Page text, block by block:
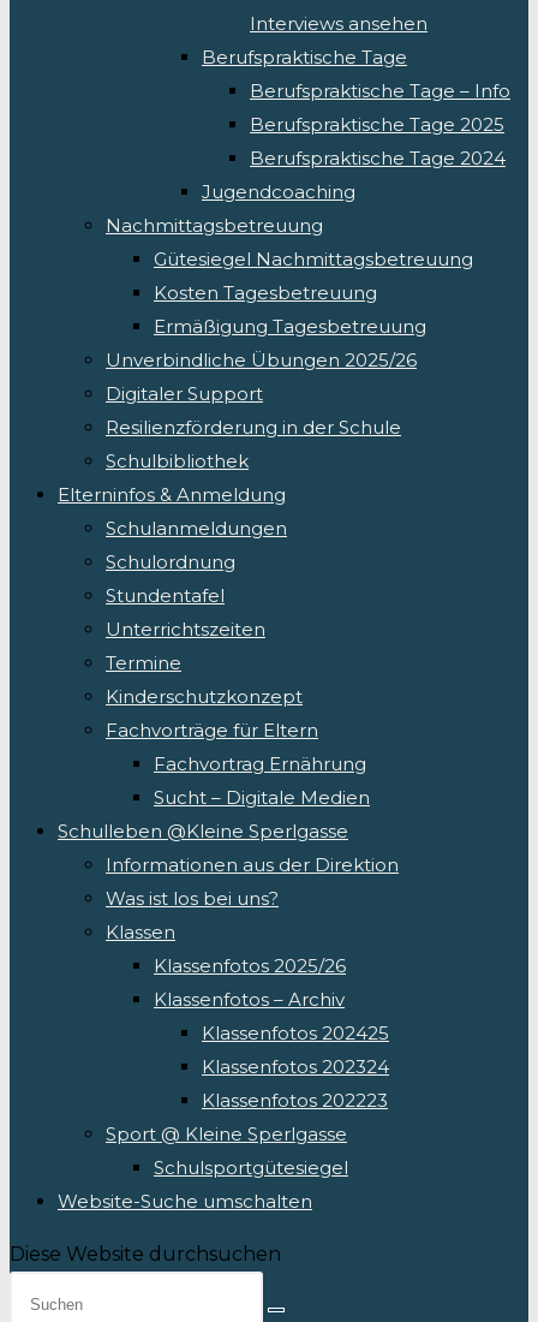
Interviews ansehen
Berufspraktische Tage
Berufspraktische Tage – Info
Berufspraktische Tage 2025
Berufspraktische Tage 2024
Jugendcoaching
Nachmittagsbetreuung
Gütesiegel Nachmittagsbetreuung
Kosten Tagesbetreuung
Ermäßigung Tagesbetreuung
Unverbindliche Übungen 2025/26
Digitaler Support
Resilienzförderung in der Schule
Schulbibliothek
Elterninfos & Anmeldung
Schulanmeldungen
Schulordnung
Stundentafel
Unterrichtszeiten
Termine
Kinderschutzkonzept
Fachvorträge für Eltern
Fachvortrag Ernährung
Sucht – Digitale Medien
Schulleben @Kleine Sperlgasse
Informationen aus der Direktion
Was ist los bei uns?
Klassen
Klassenfotos 2025/26
Klassenfotos – Archiv
Klassenfotos 202425
Klassenfotos 202324
Klassenfotos 202223
Sport @ Kleine Sperlgasse
Schulsportgütesiegel
Website-Suche umschalten
Diese Website durchsuchen